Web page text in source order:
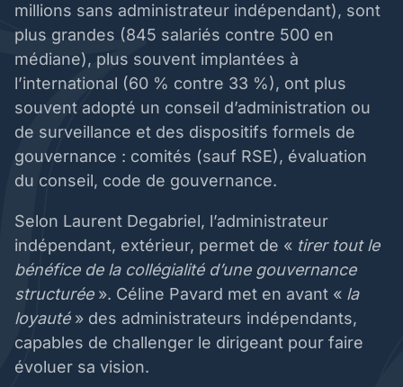
millions sans administrateur indépendant), sont
plus grandes (845 salariés contre 500 en
médiane), plus souvent implantées à
l’international (60 % contre 33 %), ont plus
souvent adopté un conseil d’administration ou
de surveillance et des dispositifs formels de
gouvernance : comités (sauf RSE), évaluation
du conseil, code de gouvernance.
Selon Laurent Degabriel, l’administrateur
indépendant, extérieur, permet de « tirer tout le
bénéfice de la collégialité d’une gouvernance
structurée». Céline Pavard met en avant « la
loyauté» des administrateurs indépendants,
capables de challenger le dirigeant pour faire
évoluer sa vision.